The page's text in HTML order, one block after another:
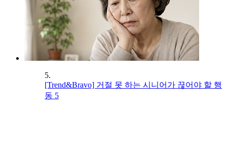
5.
[Trend&Bravo] 거절 못 하는 시니어가 끊어야 할 행
동 5